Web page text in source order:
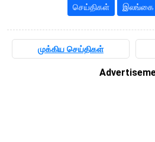
செய்திகள் இலங்கை
முக்கிய செய்திகள்